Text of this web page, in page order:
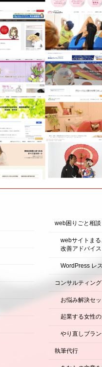
web困りごと相談
webサイトま
改善アドバイス
WordPress レ
コンサルティング
お悩み解決セ
起業する女性
やり直しブラ
執筆代行